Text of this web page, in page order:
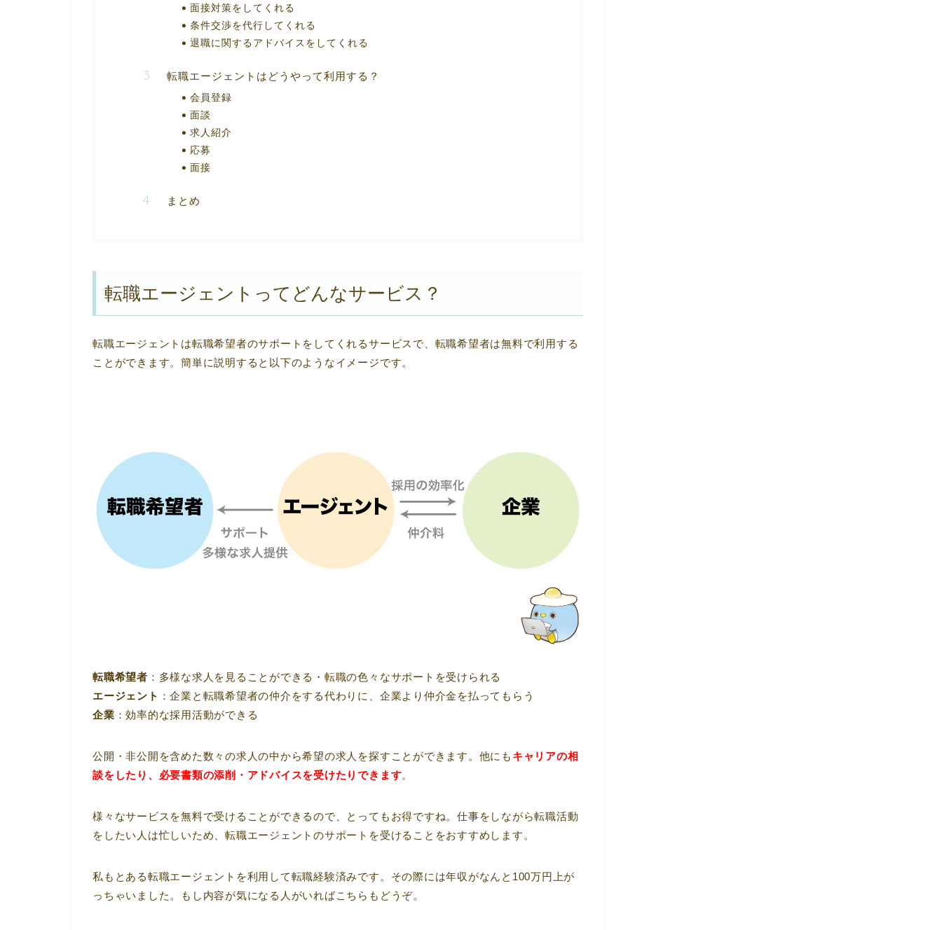
面接対策をしてくれる
条件交渉を代行してくれる
退職に関するアドバイスをしてくれる
転職エージェントはどうやって利用する？
会員登録
面談
求人紹介
応募
面接
まとめ
転職エージェントってどんなサービス？
転職エージェントは転職希望者のサポートをしてくれるサービスで、転職希望者は無料で利用する
ことができます。簡単に説明すると以下のようなイメージです。
転職希望者 ：多様な求人を見ることができる・転職の色々なサポートを受けられる
エージェント ：企業と転職希望者の仲介をする代わりに、企業より仲介金を払ってもらう
企業 ：効率的な採用活動ができる
公開・非公開を含めた数々の求人の中から希望の求人を探すことができます。他にも キャリアの相
談をしたり、必要書類の添削・アドバイスを受けたりできます。
様々なサービスを無料で受けることができるので、とってもお得ですね。仕事をしながら転職活動
をしたい人は忙しいため、転職エージェントのサポートを受けることをおすすめします。
私もとある転職エージェントを利用して転職経験済みです。その際には年収がなんと100万円上が
っちゃいました。もし内容が気になる人がいればこちらもどうぞ。